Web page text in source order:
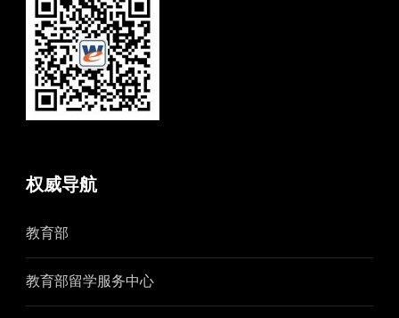
权威导航
教育部
教育部留学服务中心